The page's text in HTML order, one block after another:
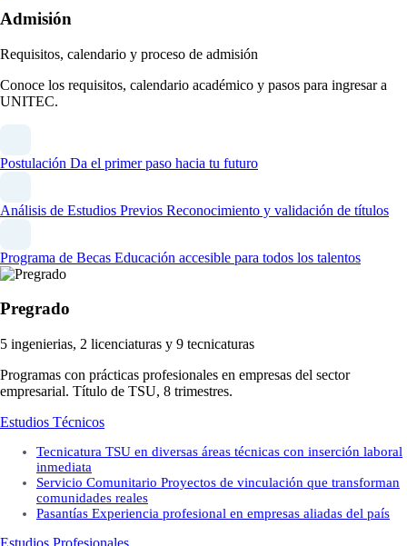
Admisión
Requisitos, calendario y proceso de admisión
Conoce los requisitos, calendario académico y pasos para ingresar a
UNITEC.
Postulación Da el primer paso hacia tu futuro
Análisis de Estudios Previos Reconocimiento y validación de títulos
Programa de Becas Educación accesible para todos los talentos
Pregrado
5 ingenierias, 2 licenciaturas y 9 tecnicaturas
Programas con prácticas profesionales en empresas del sector
empresarial. Título de TSU, 8 trimestres.
Estudios Técnicos
Tecnicatura TSU en diversas áreas técnicas con inserción laboral
inmediata
Servicio Comunitario Proyectos de vinculación que transforman
comunidades reales
Pasantías Experiencia profesional en empresas aliadas del país